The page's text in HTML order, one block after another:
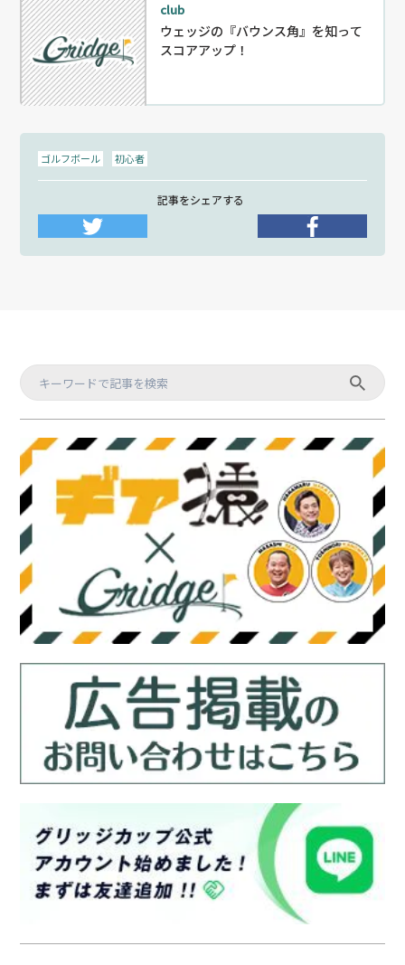
club
ウェッジの『バウンス角』を知って
スコアアップ！
ゴルフボール 初心者
記事をシェアする